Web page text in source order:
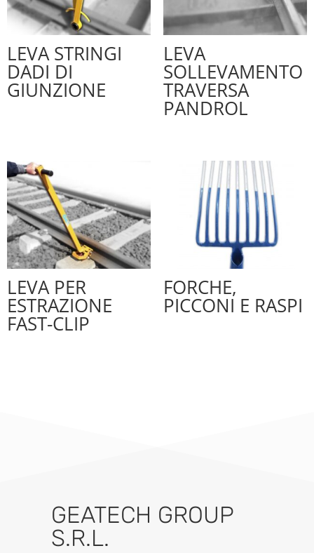
LEVA STRINGI
DADI DI
GIUNZIONE
LEVA
SOLLEVAMENTO
TRAVERSA
PANDROL
LEVA PER
ESTRAZIONE
FAST-CLIP
FORCHE,
PICCONI E RASPI
GEATECH GROUP
S.R.L.